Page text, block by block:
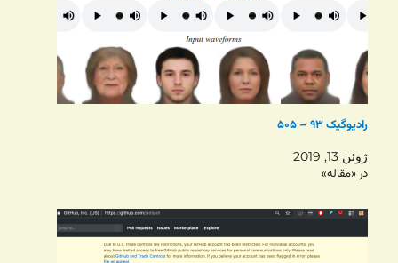
رادیوگیک ۹۳ – ۵۰۵
ژوئن 13, 2019
در «مقاله»